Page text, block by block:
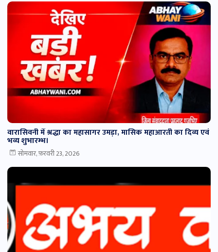
वारासिवनी में श्रद्धा का महासागर उमड़ा, मासिक महाआरती का दिव्य एवं
भव्य शुभारम्भ।
सोमवार, फ़रवरी 23, 2026